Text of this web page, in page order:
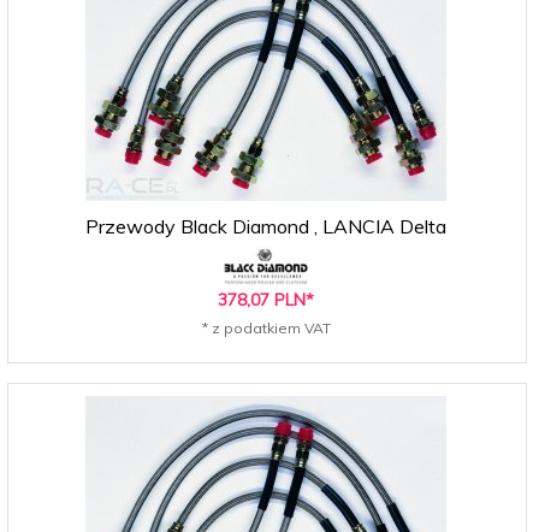
Przewody Black Diamond , LANCIA Delta
378,07 PLN*
* z podatkiem VAT